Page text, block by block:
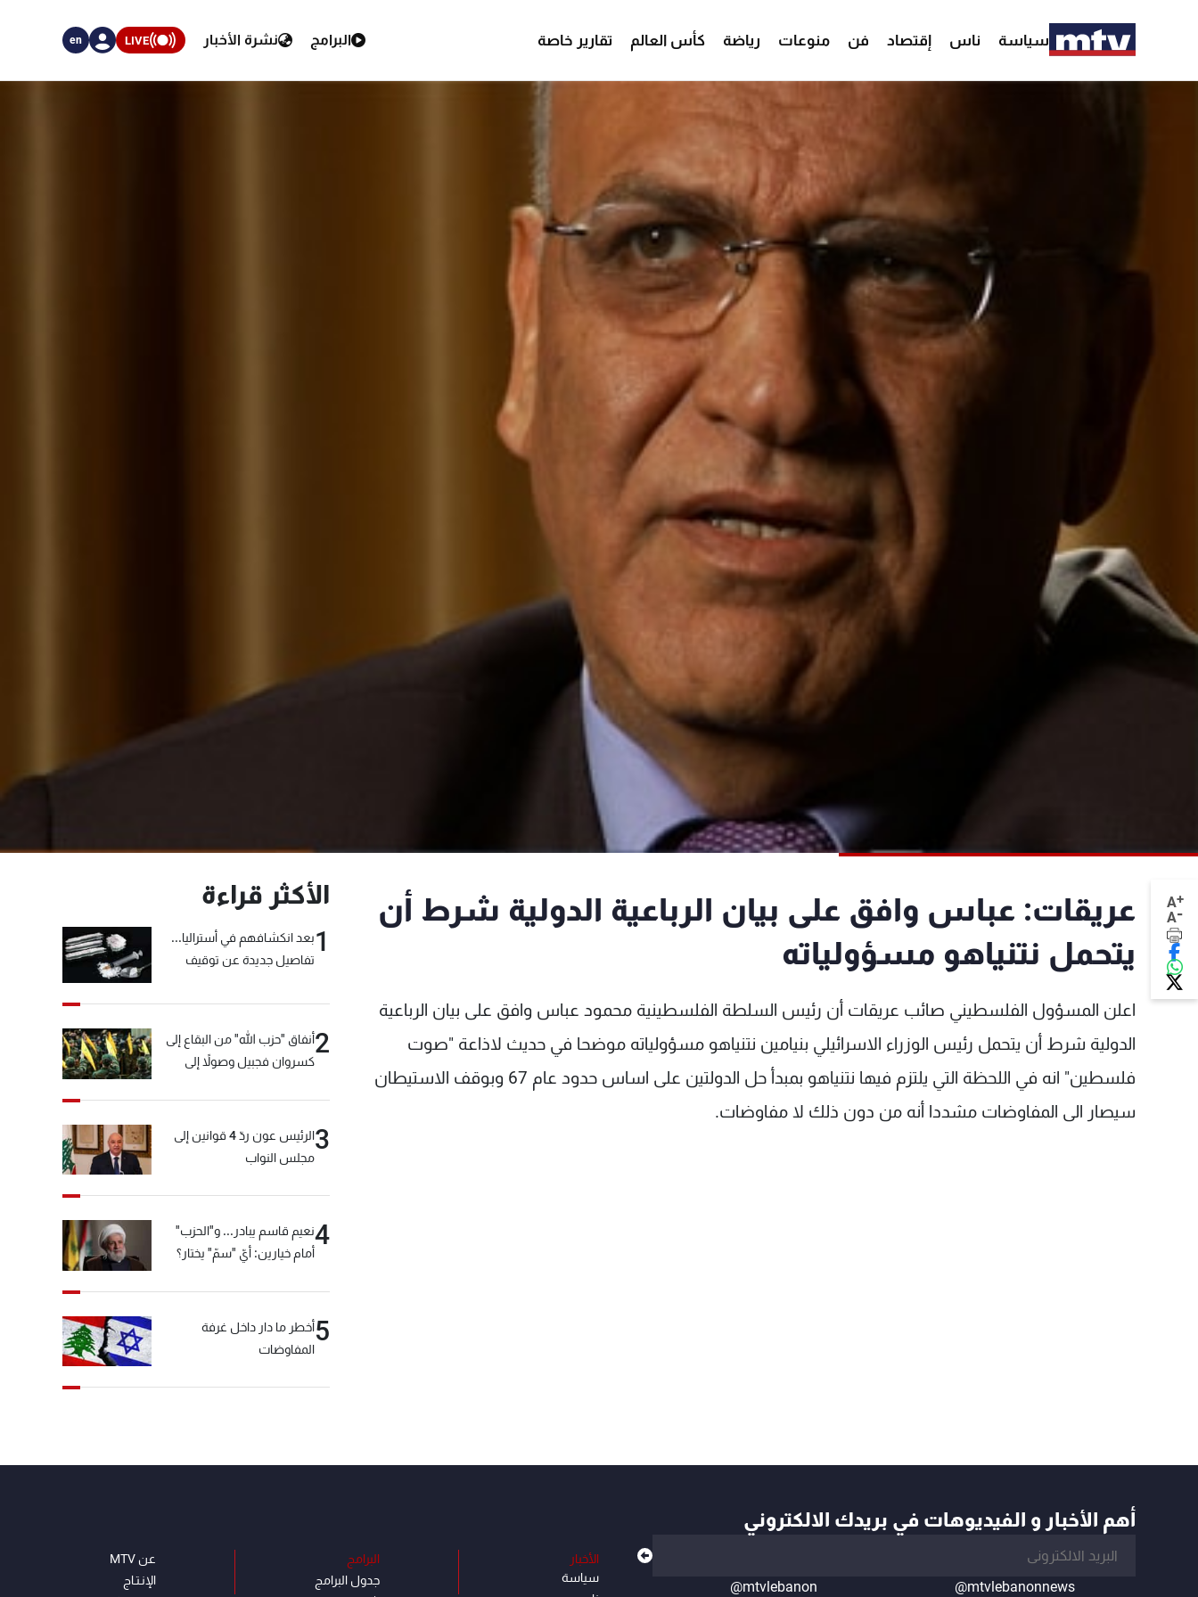
سياسة ناس إقتصاد فن منوعات رياضة كأس العالم تقارير خاصة البرامج نشرة الأخبار LIVE
en
A+
A-
عريقات: عباس وافق على بيان الرباعية الدولية شرط أن
يتحمل نتنياهو مسؤولياته
اعلن المسؤول الفلسطيني صائب عريقات أن رئيس السلطة الفلسطينية محمود عباس وافق على بيان الرباعية
الدولية شرط أن يتحمل رئيس الوزراء الاسرائيلي بنيامين نتنياهو مسؤولياته موضحا في حديث لاذاعة "صوت
فلسطين" انه في اللحظة التي يلتزم فيها نتنياهو بمبدأ حل الدولتين على اساس حدود عام 67 وبوقف الاستيطان
سيصار الى المفاوضات مشددا أنه من دون ذلك لا مفاوضات.
الأكثر قراءة
1بعد انكشافهم في أستراليا...
تفاصيل جديدة عن توقيف
2أنفاق "حزب الله" من البقاع إلى
كسروان فجبيل وصولاً إلى
3
الرئيس عون ردّ 4 قوانين إلى
مجلس النواب
4نعيم قاسم يبادر... و"الحزب"
أمام خيارين: أيّ "سمّ" يختار؟
5أخطر ما دار داخل غرفة
المفاوضات
أهم الأخبار و الفيديوهات في بريدك الالكتروني
@mtvlebanonnews
@mtvlebanon
الأخبار
سياسة
البرامج
جدول البرامج
عن MTV
الإنـتـاج